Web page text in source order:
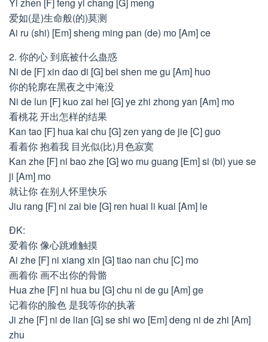
爱如(是)生命般(的)莫测
Ai ru (shi) [Em] sheng ming pan (de) mo [Am] ce
2. 你的心 到底被什么蛊惑
Ni de [F] xin dao di [G] bei shen me gu [Am] huo
你的轮廓在黑夜之中淹没
Ni de lun [F] kuo zai hei [G] ye zhi zhong yan [Am] mo
看桃花 开出怎样的结果
Kan tao [F] hua kai chu [G] zen yang de jie [C] guo
看着你 抱着我 目光似(比)月色寂寞
Kan zhe [F] ni bao zhe [G] wo mu guang [Em] si (bi) yue se
ji [Am] mo
就让你 在别人怀里快乐
Jiu rang [F] ni zai bie [G] ren huai li kuai [Am] le
ĐK:
爱着你 像心跳难触摸
Ai zhe [F] ni xiang xin [G] tiao nan chu [C] mo
画着你 画不出你的骨骼
Hua zhe [F] ni hua bu [G] chu ni de gu [Am] ge
记着你的脸色 是我等你的执著
Ji zhe [F] ni de lian [G] se shi wo [Em] deng ni de zhi [Am]
zhu